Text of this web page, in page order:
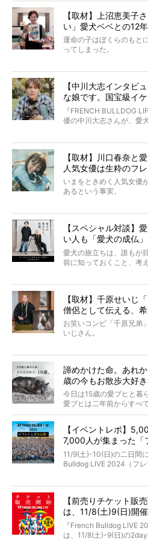
ところが、フレンチブ
症し、なんと4年7ヶ月間
きの年齢は13歳と11ヶ月
た。さらには、治療後3
いいます。
この事実はフレンチブ
多くの犬たちに勇気と希
太郎のオーナーである
アについて詳しくお話し
【取材】上沼恵美子
い」愛犬ベベとの12
運命の子はぼくらのもと
ってしまった。
けれども、ぼくらはそ
り添いたいと思う。
その悲しみをいますぐ解
いて、泣いたり笑ったり
こんな子だった、こんな
ていたと。
ぼくらは上沼恵美子さ
と思った。
【中川大志インタビ
な娘です。国宝級イ
ッグと一緒に登場
『FRENCH BULLDOG
優の中川大志さんが、愛
マちゃん（2歳の女の子
中川さんを直撃。その
カエピソードが次から次
【取材】川口春奈と
人気女優は生粋のフ
いまをときめく人気女優
あるという事実。
とりを目の当たりにす
愛がわたしたちのそれと
だかうれしくなってしま
春奈さんとアムちゃんの
小西がいつくしみながら
【スペシャル対談】
い人も「愛犬の成仏
はやとも×PELI】
愛犬の旅立ちは、誰もが
前に知っておくこと、考
力をもつお笑い芸人「
犬の旅立ちや供養につい
インタビュアー兼対談相
識にも長けているPELIさ
「愛犬が旅立ったあと
い？」「お骨はどうする
くれる？」
さらには、霊感がない人
法まで。
お笑い芸人だからこそ暗
と軽くなる。
永久保存版のスペシャル
【取材】千原せいじ
僧侶として伝える、
お笑いコンビ「千原兄弟
いじさん。
今年で結成35周年を迎
た。
僧侶としての名は「靖賢
当時54歳という年齢にし
選んだのか。
また、愛犬の旅立ちとど
た。
諦めかけた命。あれ
歳の今もお散歩大好
今日は15歳の愛ブヒと暮
愛ブヒは二年前からすべ
激減。検査をしても異常
もう諦めるしかないのか
が「THE fu-do(ザ・フー
そして「THE fu-do(ザ・
ブヒは15歳になり、今も
今回は、二年前の絶望
【イベントレポ】
7,000人が集まった「
貌！
11/9(土)-10(日)の二日間
Bulldog LIVE 2024（フレ
今年はのべ5,000頭のフ
day1の司会はフレブル
ェスには世代ど真ん中の
に豪華なラインナップ。
北は北海道、南は鹿児島
グが一堂に会した「フレ
【前売りチケット販
は、11/8(土)9(日)開
マソング制作も決定
『French Bulldog LIVE
は、11/8(土)-9(日)の
お得な前売りチケット